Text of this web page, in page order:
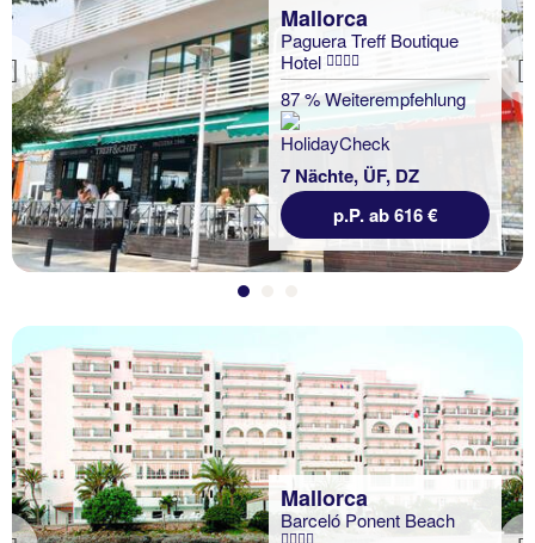
Previous
Mallorca
Paguera Treff Boutique
Hotel
87 % Weiterempfehlung
7 Nächte, ÜF, DZ
p.P. ab 616 €
Mallorca
Barceló Ponent Beach